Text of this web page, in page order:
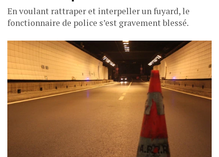
En voulant rattraper et interpeller un fuyard, le
fonctionnaire de police s’est gravement blessé.